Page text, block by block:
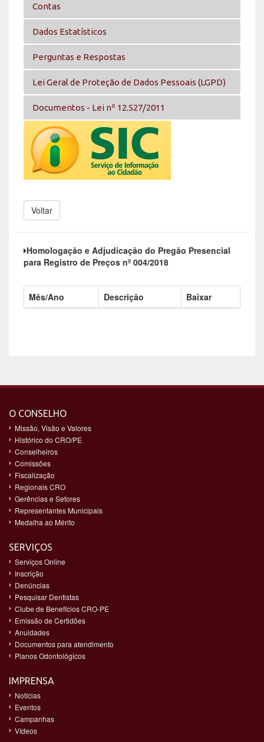
Contas
Dados Estatísticos
Perguntas e Respostas
Lei Geral de Proteção de Dados Pessoais (LGPD)
Documentos - Lei nº 12.527/2011
Voltar
Homologação e Adjudicação do Pregão Presencial
para Registro de Preços nº 004/2018
Mês/Ano Descrição Baixar
O CONSELHO
Missão, Visão e Valores
Histórico do CRO/PE
Conselheiros
Comissões
Fiscalização
Regionais CRO
Gerências e Setores
Representantes Municipais
Medalha ao Mérito
SERVIÇOS
Serviços Online
Inscrição
Denúncias
Pesquisar Dentistas
Clube de Benefícios CRO-PE
Emissão de Certidões
Anuidades
Documentos para atendimento
Planos Odontológicos
IMPRENSA
Notícias
Eventos
Campanhas
Vídeos